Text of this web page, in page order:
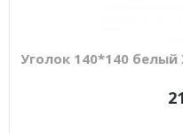
Уголок 140*140